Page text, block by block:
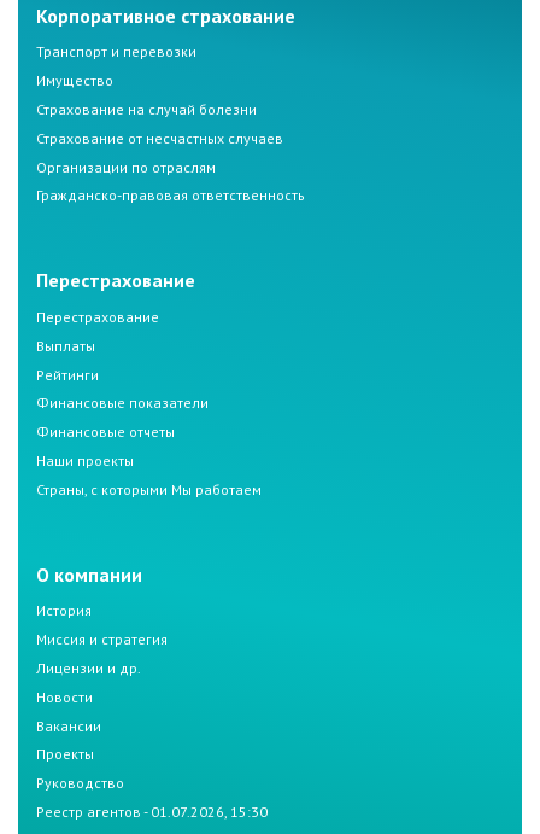
Корпоративное страхование
Транспорт и перевозки
Имущество
Страхование на случай болезни
Страхование от несчастных случаев
Организации по отраслям
Гражданско-правовая ответственность
Перестрахование
Перестрахование
Выплаты
Рейтинги
Финансовые показатели
Финансовые отчеты
Наши проекты
Страны, с которыми Мы работаем
О компании
История
Миссия и стратегия
Лицензии и др.
Новости
Вакансии
Проекты
Руководство
Реестр агентов - 01.07.2026, 15:30